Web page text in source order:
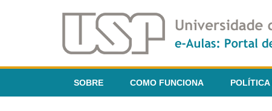
SOBRE COMO FUNCIONA POLÍTICA